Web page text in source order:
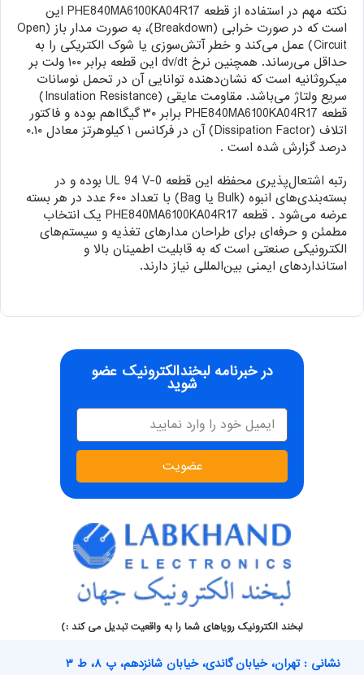
نکته مهم در استفاده از قطعه PHE840MA6100KA04R17 این
است که در صورت خرابی (Breakdown)، به صورت مدار باز (Open
Circuit) عمل می‌کند و خطر آتش‌سوزی یا شوک الکتریکی را به
حداقل می‌رساند. همچنین نرخ dv/dt این قطعه برابر ۱۰۰ ولت بر
میکروثانیه است که نشان‌دهنده توانایی آن در تحمل نوسانات
سریع ولتاژ می‌باشد. مقاومت عایقی (Insulation Resistance)
قطعه PHE840MA6100KA04R17 برابر ۳۰ گیگااهم بوده و فاکتور
اتلاف (Dissipation Factor) آن در فرکانس ۱ کیلوهرتز معادل ۰.۱۰
درصد گزارش شده است .
رتبه اشتعال‌پذیری محفظه این قطعه UL 94 V-0 بوده و در
بسته‌بندی‌های انبوه (Bulk یا Bag) با تعداد ۶۰۰ عدد در هر بسته
عرضه می‌شود . قطعه PHE840MA6100KA04R17 یک انتخاب
مطمئن و حرفه‌ای برای طراحان مدارهای تغذیه و سیستم‌های
الکترونیکی صنعتی است که به قابلیت اطمینان بالا و
استانداردهای ایمنی بین‌المللی نیاز دارند.
در خبرنامه لبخندالکترونیک عضو
شوید
عضویت
لبخند الکترونیک رویاهای شما را به واقعیت تبدیل می کند :)
نشانی : تهران، خیابان گاندی، خیابان شانزدهم، پ ۸، ط ۳